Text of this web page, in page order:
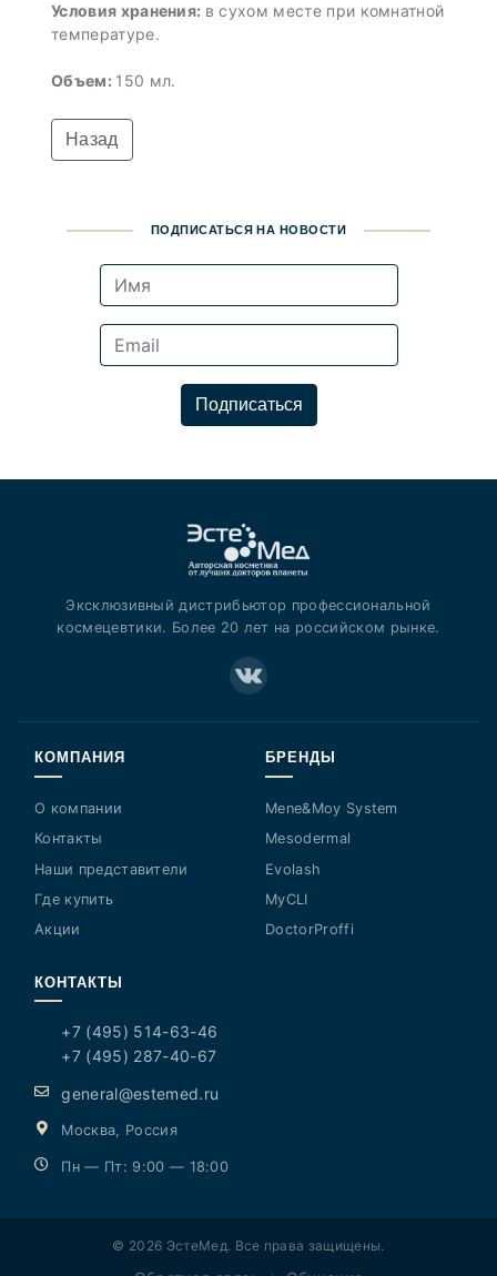
Условия хранения: в сухом месте при комнатной
температуре.
Объем: 150 мл.
Назад
ПОДПИСАТЬСЯ НА НОВОСТИ
Подписаться
Эксклюзивный дистрибьютор профессиональной
космецевтики. Более 20 лет на российском рынке.
КОМПАНИЯ
О компании
Контакты
Наши представители
Где купить
Акции
БРЕНДЫ
Mene&Moy System
Mesodermal
Evolash
MyCLI
DoctorProffi
КОНТАКТЫ
+7 (495) 514-63-46
+7 (495) 287-40-67
general@estemed.ru
Москва, Россия
Пн — Пт: 9:00 — 18:00
© 2026 ЭстеМед. Все права защищены.